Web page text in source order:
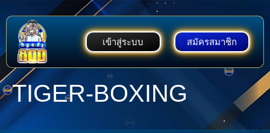
เข้าสู่ระบบ สมัครสมาชิก
TIGER-BOXING